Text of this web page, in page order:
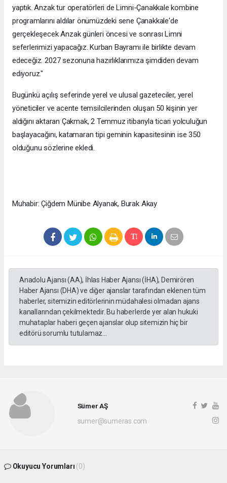
yaptık. Anzak tur operatörleri de Limni-Çanakkale kombine
programlarını aldılar önümüzdeki sene Çanakkale'de
gerçekleşecek Anzak günleri öncesi ve sonrası Limni
seferlerimizi yapacağız. Kurban Bayramı ile birlikte devam
edeceğiz. 2027 sezonuna hazırlıklarımıza şimdiden devam
ediyoruz."
Bugünkü açılış seferinde yerel ve ulusal gazeteciler, yerel
yöneticiler ve acente temsilcilerinden oluşan 50 kişinin yer
aldığını aktaran Çakmak, 2 Temmuz itibarıyla ticari yolculuğun
başlayacağını, katamaran tipi geminin kapasitesinin ise 350
olduğunu sözlerine ekledi.
Muhabir: Çiğdem Münibe Alyanak, Burak Akay
Anadolu Ajansı (AA), İhlas Haber Ajansı (İHA), Demirören
Haber Ajansı (DHA) ve diğer ajanslar tarafından eklenen tüm
haberler, sitemizin editörlerinin müdahalesi olmadan ajans
kanallarından çekilmektedir. Bu haberlerde yer alan hukuki
muhataplar haberi geçen ajanslar olup sitemizin hiç bir
editörü sorumlu tutulamaz...
Sümer AŞ
sumer@sumeras.com
Okuyucu Yorumları (0)